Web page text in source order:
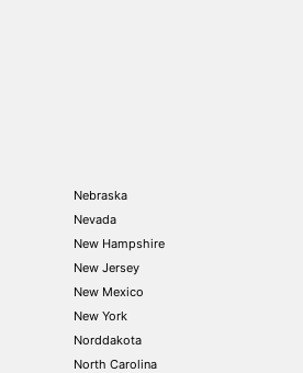
Nebraska
Nevada
New Hampshire
New Jersey
New Mexico
New York
Norddakota
North Carolina